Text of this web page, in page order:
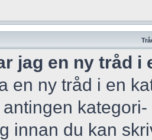
jag en ny tråd i
en ny tråd i en
innan du kan